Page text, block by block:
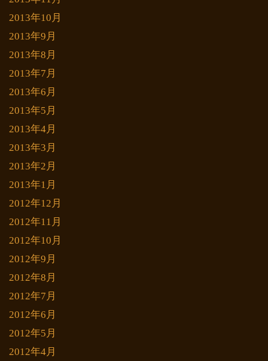
2013年10月
2013年9月
2013年8月
2013年7月
2013年6月
2013年5月
2013年4月
2013年3月
2013年2月
2013年1月
2012年12月
2012年11月
2012年10月
2012年9月
2012年8月
2012年7月
2012年6月
2012年5月
2012年4月